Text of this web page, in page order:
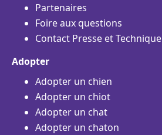
Partenaires
Foire aux questions
Contact Presse et Technique
Adopter
Adopter un chien
Adopter un chiot
Adopter un chat
Adopter un chaton